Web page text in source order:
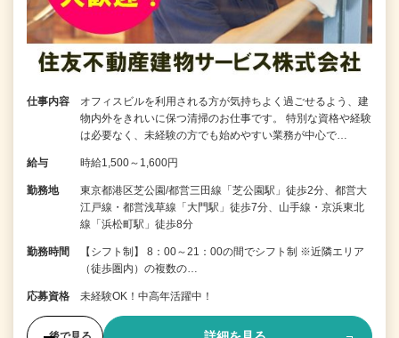
仕事内容
オフィスビルを利用される方が気持ちよく過ごせるよう、建
物内外をきれいに保つ清掃のお仕事です。 特別な資格や経験
は必要なく、未経験の方でも始めやすい業務が中心で…
給与 時給1,500～1,600円
勤務地
東京都港区芝公園/都営三田線「芝公園駅」徒歩2分、都営大
江戸線・都営浅草線「大門駅」徒歩7分、山手線・京浜東北
線「浜松町駅」徒歩8分
勤務時間
【シフト制】 8：00～21：00の間でシフト制 ※近隣エリア
（徒歩圏内）の複数の…
応募資格 未経験OK！中高年活躍中！